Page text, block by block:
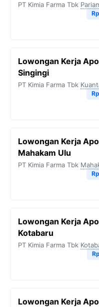
PT Kimia Farma Tbk
Lowongan Kerja
Singingi
PT Kimia Farma Tbk
Lowongan Kerja
Mahakam Ulu
PT Kimia Farma Tbk
Lowongan Kerja
Kotabaru
PT Kimia Farma Tbk
Lowongan Kerja